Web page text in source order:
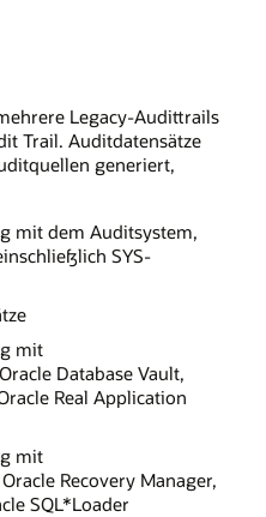
Legacy-Audittrails
Trail. Auditdatensätze
generiert,
mit dem Auditsystem,
SYS-
mit
Database Vault,
Real Application
mit
Recovery Manager,
SQL*Loader